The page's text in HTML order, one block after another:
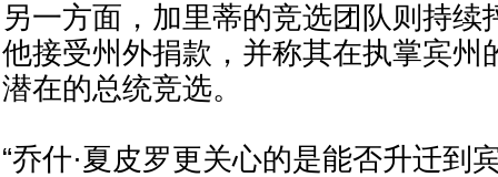
另一方面，加里蒂的竞选团队则持续
他接受州外捐款，并称其在执掌宾州
潜在的总统竞选。
“乔什·夏皮罗更关心的是能否升迁到